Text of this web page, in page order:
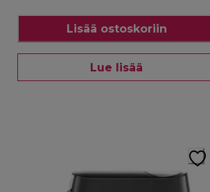
Lisää ostoskoriin
Lue lisää